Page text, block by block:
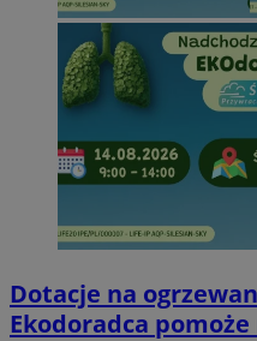
Dotacje na
Ekodoradca